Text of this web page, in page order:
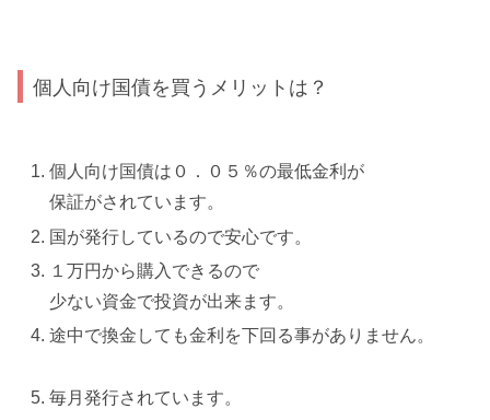
個人向け国債を買うメリットは？
個人向け国債は０．０５％の最低金利が
保証がされています。
国が発行しているので安心です。
１万円から購入できるので
少ない資金で投資が出来ます。
途中で換金しても金利を下回る事がありません。
毎月発行されています。